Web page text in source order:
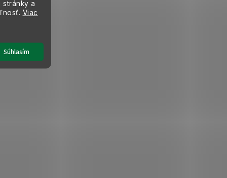
stránky a
Viac
Súhlasím